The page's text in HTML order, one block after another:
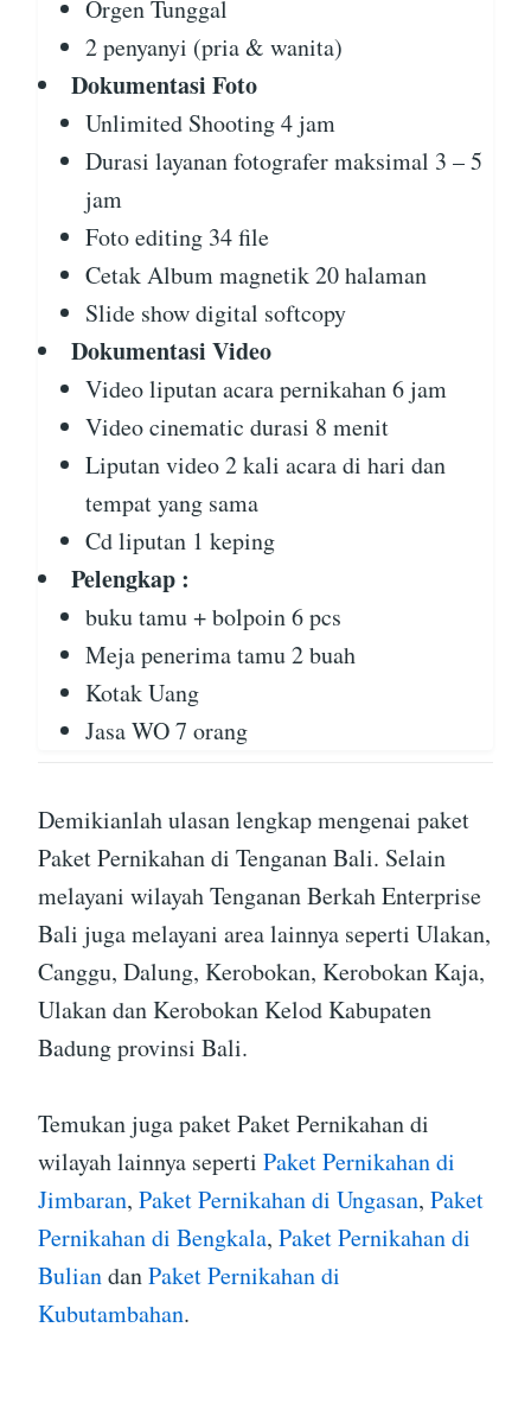
Orgen Tunggal
2 penyanyi (pria & wanita)
Dokumentasi Foto
Unlimited Shooting 4 jam
Durasi layanan fotografer maksimal 3 – 5
jam
Foto editing 34 file
Cetak Album magnetik 20 halaman
Slide show digital softcopy
Dokumentasi Video
Video liputan acara pernikahan 6 jam
Video cinematic durasi 8 menit
Liputan video 2 kali acara di hari dan
tempat yang sama
Cd liputan 1 keping
Pelengkap :
buku tamu + bolpoin 6 pcs
Meja penerima tamu 2 buah
Kotak Uang
Jasa WO 7 orang
Demikianlah ulasan lengkap mengenai paket
Paket Pernikahan di Tenganan Bali. Selain
melayani wilayah Tenganan Berkah Enterprise
Bali juga melayani area lainnya seperti Ulakan,
Canggu, Dalung, Kerobokan, Kerobokan Kaja,
Ulakan dan Kerobokan Kelod Kabupaten
Badung provinsi Bali.
Temukan juga paket Paket Pernikahan di
wilayah lainnya seperti Paket Pernikahan di
Jimbaran, Paket Pernikahan di Ungasan, Paket
Pernikahan di Bengkala, Paket Pernikahan di
BuliandanPaket Pernikahan di
Kubutambahan.